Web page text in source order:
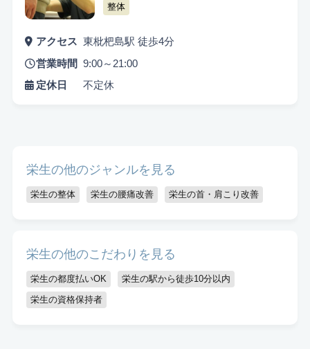
当日受付OK 都度払いOK 駅から徒歩10分以内
お子様同伴可 男性可 駐車場あり
アメニティまたはコスメ充実
整体
アクセス 東枇杷島駅 徒歩4分
営業時間
9:00～21:00
定休日
不定休
栄生の他のジャンルを見る
栄生の整体 栄生の腰痛改善 栄生の首・肩こり改善
栄生の他のこだわりを見る
栄生の都度払いOK
栄生の駅から徒歩10分以内
栄生の資格保持者